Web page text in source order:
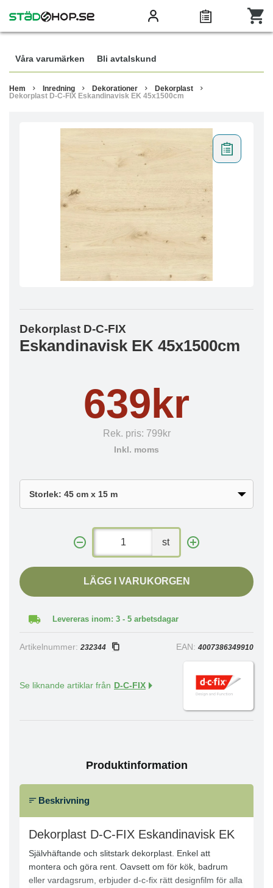
Våra varumärken Bli avtalskund
Hem Inredning Dekorationer
Dekorplast
Dekorplast D-C-FIX Eskandinavisk EK 45x1500cm
Dekorplast D-C-FIX
Eskandinavisk EK 45x1500cm
639kr
Rek. pris: 799kr
Inkl. moms
st
LÄGG I VARUKORGEN
Levereras inom: 3 - 5 arbetsdagar
Artikelnummer: 232344 EAN: 4007386349910
Se liknande artiklar från D-C-FIX
Produktinformation
Beskrivning
Dekorplast D-C-FIX Eskandinavisk EK
Självhäftande och slitstark dekorplast. Enkel att
montera och göra rent. Oavsett om för kök, badrum
eller vardagsrum, erbjuder d-c-fix rätt designfilm för alla